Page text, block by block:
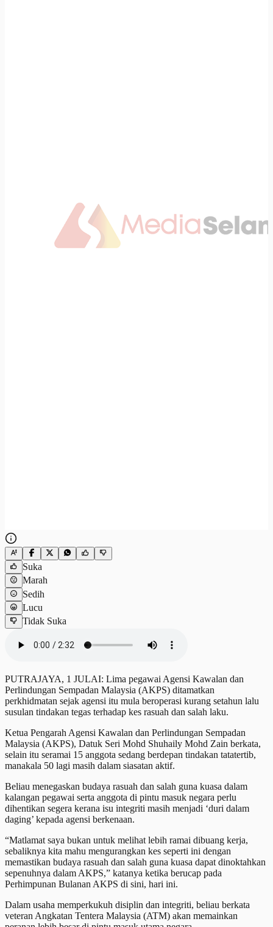
Suka
Marah
Sedih
Lucu
Tidak Suka
PUTRAJAYA, 1 JULAI: Lima pegawai Agensi Kawalan dan
Perlindungan Sempadan Malaysia (AKPS) ditamatkan
perkhidmatan sejak agensi itu mula beroperasi kurang setahun lalu
susulan tindakan tegas terhadap kes rasuah dan salah laku.
Ketua Pengarah Agensi Kawalan dan Perlindungan Sempadan
Malaysia (AKPS), Datuk Seri Mohd Shuhaily Mohd Zain berkata,
selain itu seramai 15 anggota sedang berdepan tindakan tatatertib,
manakala 50 lagi masih dalam siasatan aktif.
Beliau menegaskan budaya rasuah dan salah guna kuasa dalam
kalangan pegawai serta anggota di pintu masuk negara perlu
dihentikan segera kerana isu integriti masih menjadi ‘duri dalam
daging’ kepada agensi berkenaan.
“Matlamat saya bukan untuk melihat lebih ramai dibuang kerja,
sebaliknya kita mahu mengurangkan kes seperti ini dengan
memastikan budaya rasuah dan salah guna kuasa dapat dinoktahkan
sepenuhnya dalam AKPS,” katanya ketika berucap pada
Perhimpunan Bulanan AKPS di sini, hari ini.
Dalam usaha memperkukuh disiplin dan integriti, beliau berkata
veteran Angkatan Tentera Malaysia (ATM) akan memainkan